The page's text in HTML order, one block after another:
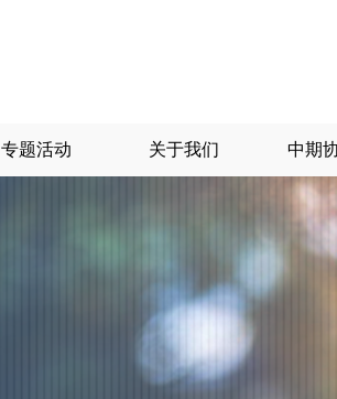
专题活动 关于我们 中期